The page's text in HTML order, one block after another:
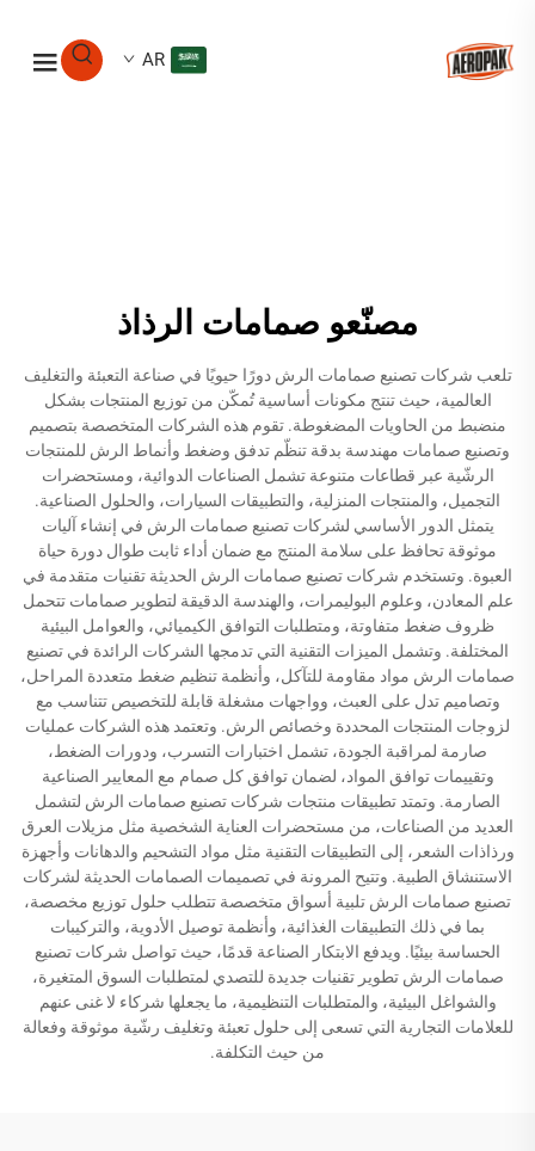
AR
مصنّعو صمامات الرذاذ
تلعب شركات تصنيع صمامات الرش دورًا حيويًا في صناعة التعبئة والتغليف
العالمية، حيث تنتج مكونات أساسية تُمكّن من توزيع المنتجات بشكل
منضبط من الحاويات المضغوطة. تقوم هذه الشركات المتخصصة بتصميم
وتصنيع صمامات مهندسة بدقة تنظّم تدفق وضغط وأنماط الرش للمنتجات
الرشّية عبر قطاعات متنوعة تشمل الصناعات الدوائية، ومستحضرات
التجميل، والمنتجات المنزلية، والتطبيقات السيارات، والحلول الصناعية.
يتمثل الدور الأساسي لشركات تصنيع صمامات الرش في إنشاء آليات
موثوقة تحافظ على سلامة المنتج مع ضمان أداء ثابت طوال دورة حياة
العبوة. وتستخدم شركات تصنيع صمامات الرش الحديثة تقنيات متقدمة في
علم المعادن، وعلوم البوليمرات، والهندسة الدقيقة لتطوير صمامات تتحمل
ظروف ضغط متفاوتة، ومتطلبات التوافق الكيميائي، والعوامل البيئية
المختلفة. وتشمل الميزات التقنية التي تدمجها الشركات الرائدة في تصنيع
صمامات الرش مواد مقاومة للتآكل، وأنظمة تنظيم ضغط متعددة المراحل،
وتصاميم تدل على العبث، وواجهات مشغلة قابلة للتخصيص تتناسب مع
لزوجات المنتجات المحددة وخصائص الرش. وتعتمد هذه الشركات عمليات
صارمة لمراقبة الجودة، تشمل اختبارات التسرب، ودورات الضغط،
وتقييمات توافق المواد، لضمان توافق كل صمام مع المعايير الصناعية
الصارمة. وتمتد تطبيقات منتجات شركات تصنيع صمامات الرش لتشمل
العديد من الصناعات، من مستحضرات العناية الشخصية مثل مزيلات العرق
ورذاذات الشعر، إلى التطبيقات التقنية مثل مواد التشحيم والدهانات وأجهزة
الاستنشاق الطبية. وتتيح المرونة في تصميمات الصمامات الحديثة لشركات
تصنيع صمامات الرش تلبية أسواق متخصصة تتطلب حلول توزيع مخصصة،
بما في ذلك التطبيقات الغذائية، وأنظمة توصيل الأدوية، والتركيبات
الحساسة بيئيًا. ويدفع الابتكار الصناعة قدمًا، حيث تواصل شركات تصنيع
صمامات الرش تطوير تقنيات جديدة للتصدي لمتطلبات السوق المتغيرة،
والشواغل البيئية، والمتطلبات التنظيمية، ما يجعلها شركاء لا غنى عنهم
للعلامات التجارية التي تسعى إلى حلول تعبئة وتغليف رشّية موثوقة وفعالة
من حيث التكلفة.